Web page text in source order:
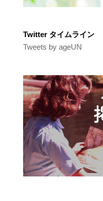
Twitter タイムライン
Tweets by ageUN